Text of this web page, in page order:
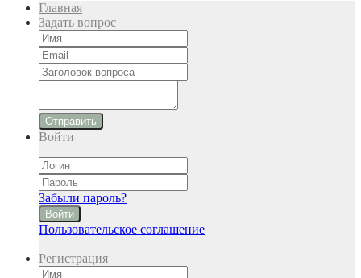
Главная
Задать вопрос
Отправить
Войти
Забыли пароль?
Войти
Пользовательское соглашение
Регистрация